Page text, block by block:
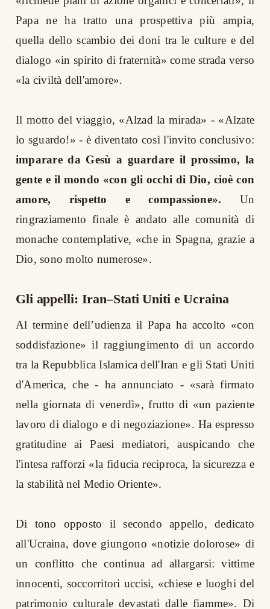
Papa ne ha tratto una prospettiva più ampia,
quella dello scambio dei doni tra le culture e del
dialogo «in spirito di fraternità» come strada verso
«la civiltà dell'amore».
Il motto del viaggio, «Alzad la mirada» - «Alzate
lo sguardo!» - è diventato così l'invito conclusivo:
imparare da Gesù a guardare il prossimo, la
gente e il mondo «con gli occhi di Dio, cioè con
amore, rispetto e compassione». Un
ringraziamento finale è andato alle comunità di
monache contemplative, «che in Spagna, grazie a
Dio, sono molto numerose».
Gli appelli: Iran–Stati Uniti e Ucraina
Al termine dell’udienza il Papa ha accolto «con
soddisfazione» il raggiungimento di un accordo
tra la Repubblica Islamica dell'Iran e gli Stati Uniti
d'America, che - ha annunciato - «sarà firmato
nella giornata di venerdì», frutto di «un paziente
lavoro di dialogo e di negoziazione». Ha espresso
gratitudine ai Paesi mediatori, auspicando che
l'intesa rafforzi «la fiducia reciproca, la sicurezza e
la stabilità nel Medio Oriente».
Di tono opposto il secondo appello, dedicato
all'Ucraina, dove giungono «notizie dolorose» di
un conflitto che continua ad allargarsi: vittime
innocenti, soccorritori uccisi, «chiese e luoghi del
patrimonio culturale devastati dalle fiamme». Di